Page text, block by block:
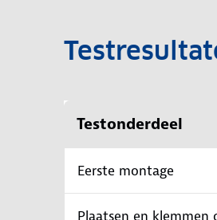
Testonderdeel
Eerste montage
Plaatsen en klemmen